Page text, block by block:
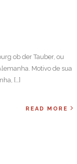
ob der Tauber, ou
Motivo de sua
[…]
READ MORE